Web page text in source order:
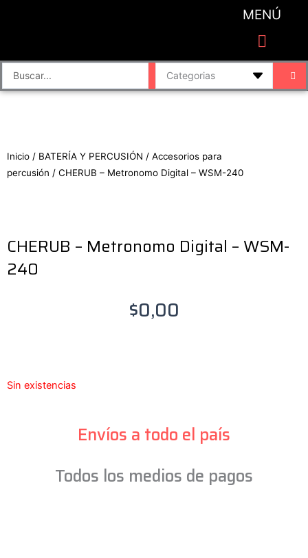
MENÚ
Search
...
Inicio / BATERÍA Y PERCUSIÓN / Accesorios para
percusión / CHERUB – Metronomo Digital – WSM-240
CHERUB – Metronomo Digital – WSM-
240
$0,00
Sin existencias
Envíos a todo el país
Todos los medios de pagos